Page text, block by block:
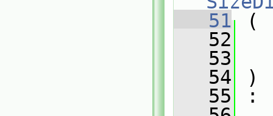
   51
(
   52
   53
   54
)
   55
: